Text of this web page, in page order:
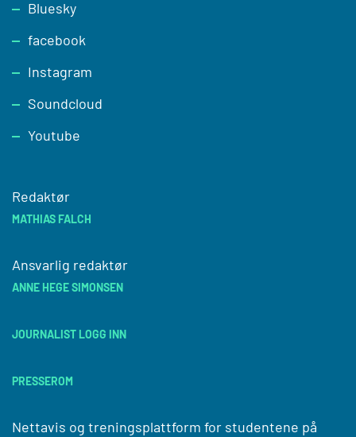
Footer
Bluesky
facebook
Instagram
Soundcloud
Youtube
Redaktør
MATHIAS FALCH
Ansvarlig redaktør
ANNE HEGE SIMONSEN
JOURNALIST LOGG INN
PRESSEROM
Nettavis og treningsplattform for studentene på